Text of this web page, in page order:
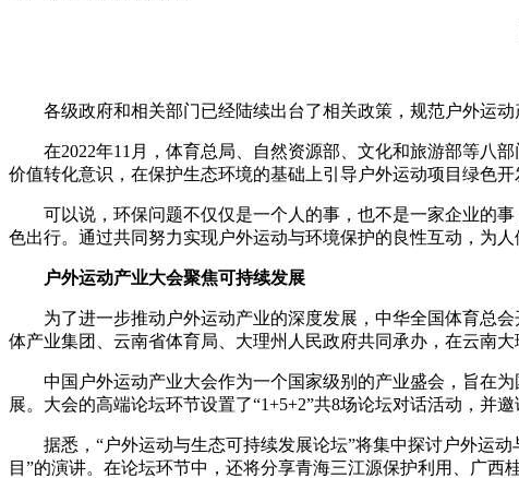
各级政府和相关部门已经陆续出台了相关政策，规范户外运
在2022年11月，体育总局、自然资源部、文化和旅游部等八
价值转化意识，在保护生态环境的基础上引导户外运动项目绿色开
可以说，环保问题不仅仅是一个人的事，也不是一家企业的
色出行。通过共同努力实现户外运动与环境保护的良性互动，为人
户外运动产业大会聚焦可持续发展
为了进一步推动户外运动产业的深度发展，中华全国体育总
体产业集团、云南省体育局、大理州人民政府共同承办，在云南大
中国户外运动产业大会作为一个国家级别的产业盛会，旨在
展。大会的高端论坛环节设置了“1+5+2”共8场论坛对话活动，并
据悉，“户外运动与生态可持续发展论坛”将集中探讨户外运
目”的演讲。在论坛环节中，还将分享青海三江源保护利用、广西